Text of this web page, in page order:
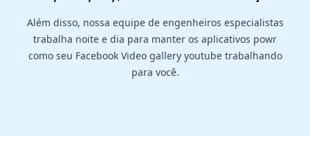
Além disso, nossa equipe de engenheiros especialistas
trabalha noite e dia para manter os aplicativos powr
como seu Facebook Video gallery youtube trabalhando
para você.